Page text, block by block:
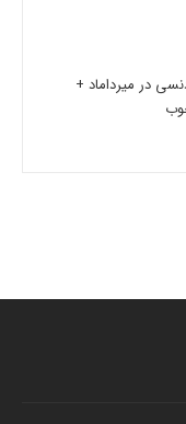
در میرداماد +